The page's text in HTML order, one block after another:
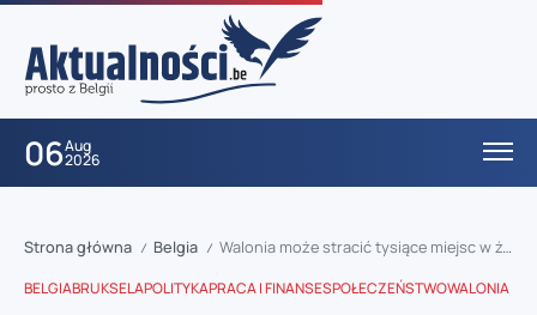
06Aug
2026
Strona główna / Belgia / Walonia może stracić tysiące miejsc w żłobkach w 2026 r.
BELGIABRUKSELAPOLITYKAPRACA I FINANSESPOŁECZEŃSTWOWALONIA